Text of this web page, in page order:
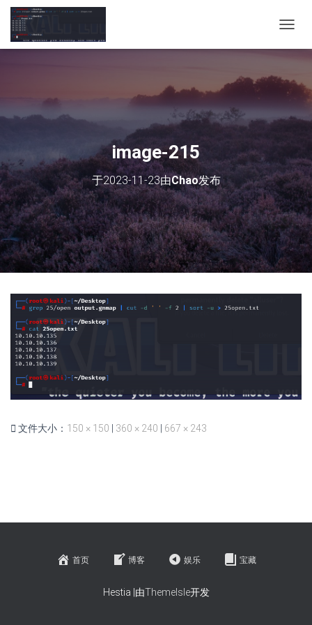
换
image-215
于2023-11-23由Chao发布
文件大小： 150 × 150 360 × 240 667 × 243
首页 博客 娱乐 宝藏
Hestia |由ThemeIsle开发